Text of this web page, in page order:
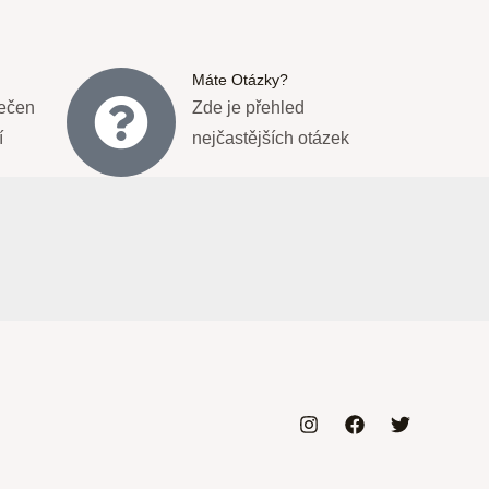
Máte Otázky?
Zde je přehled
nejčastějších otázek